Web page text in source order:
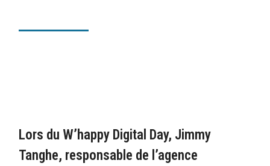
Lors du W’happy Digital Day, Jimmy
Tanghe, responsable de l’agence